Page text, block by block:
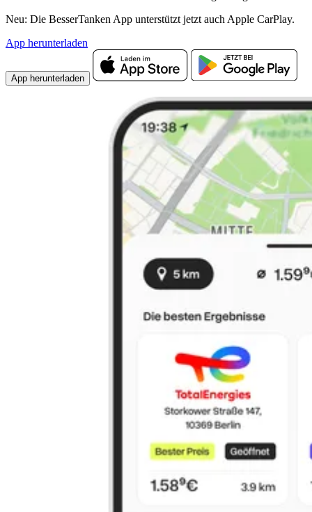
Neu: Die BesserTanken App unterstützt jetzt auch Apple CarPlay.
App herunterladen
App herunterladen